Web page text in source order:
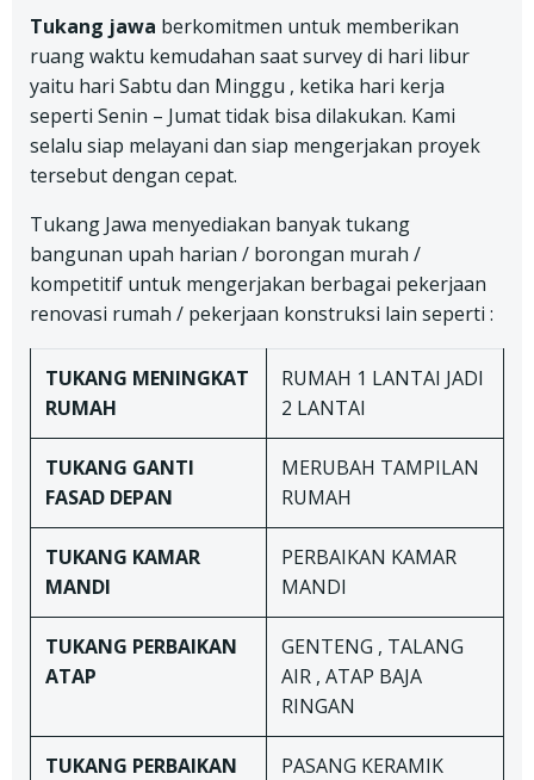
Tukang jawa berkomitmen untuk memberikan
ruang waktu kemudahan saat survey di hari libur
yaitu hari Sabtu dan Minggu , ketika hari kerja
seperti Senin – Jumat tidak bisa dilakukan. Kami
selalu siap melayani dan siap mengerjakan proyek
tersebut dengan cepat.
Tukang Jawa menyediakan banyak tukang
bangunan upah harian / borongan murah /
kompetitif untuk mengerjakan berbagai pekerjaan
renovasi rumah / pekerjaan konstruksi lain seperti :
TUKANG MENINGKAT
RUMAH
RUMAH 1 LANTAI JADI
2 LANTAI
TUKANG GANTI
FASAD DEPAN
MERUBAH TAMPILAN
RUMAH
TUKANG KAMAR
MANDI
PERBAIKAN KAMAR
MANDI
TUKANG PERBAIKAN
ATAP
GENTENG , TALANG
AIR , ATAP BAJA
RINGAN
TUKANG PERBAIKAN
PASANG KERAMIK